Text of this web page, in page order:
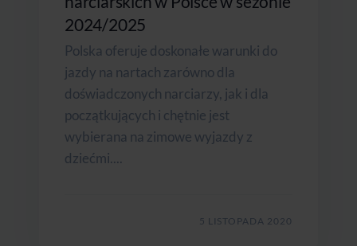
2024/2025
Polska oferuje doskonałe warunki do
jazdy na nartach zarówno dla
doświadczonych narciarzy, jak i dla
początkujących i chętnie jest
wybierana na zimowe wyjazdy z
dziećmi....
5 LISTOPADA 2020